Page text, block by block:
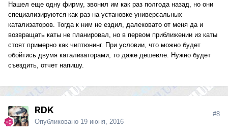
Нашел еще одну фирму, звонил им как раз полгода назад, но они
специализируются как раз на установке универсальных
катализаторов. Тогда к ним не ездил, далековато от меня да и
возвращать каты не планировал, но в первом приближении из каты
стоят примерно как чиптюнинг. При условии, что можно будет
обойтись двумя катализаторами, то даже дешевле. Нужно будет
съездить, отчет напишу.
RDK
Опубликовано 19 июня, 2016
#8